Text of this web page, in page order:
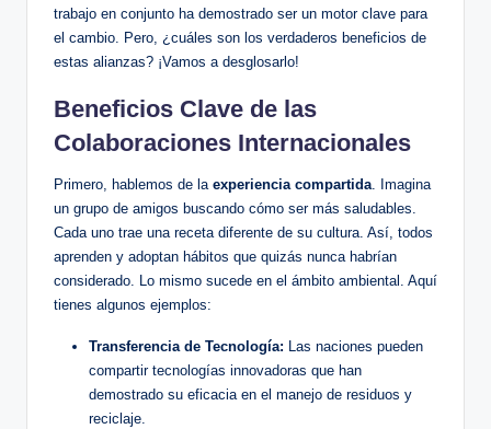
trabajo en conjunto ha demostrado ser un motor clave para
el cambio. Pero, ¿cuáles son los verdaderos beneficios de
estas alianzas? ¡Vamos a desglosarlo!
Beneficios Clave de las
Colaboraciones Internacionales
Primero, hablemos de la experiencia compartida. Imagina
un grupo de amigos buscando cómo ser más saludables.
Cada uno trae una receta diferente de su cultura. Así, todos
aprenden y adoptan hábitos que quizás nunca habrían
considerado. Lo mismo sucede en el ámbito ambiental. Aquí
tienes algunos ejemplos:
Transferencia de Tecnología: Las naciones pueden
compartir tecnologías innovadoras que han
demostrado su eficacia en el manejo de residuos y
reciclaje.